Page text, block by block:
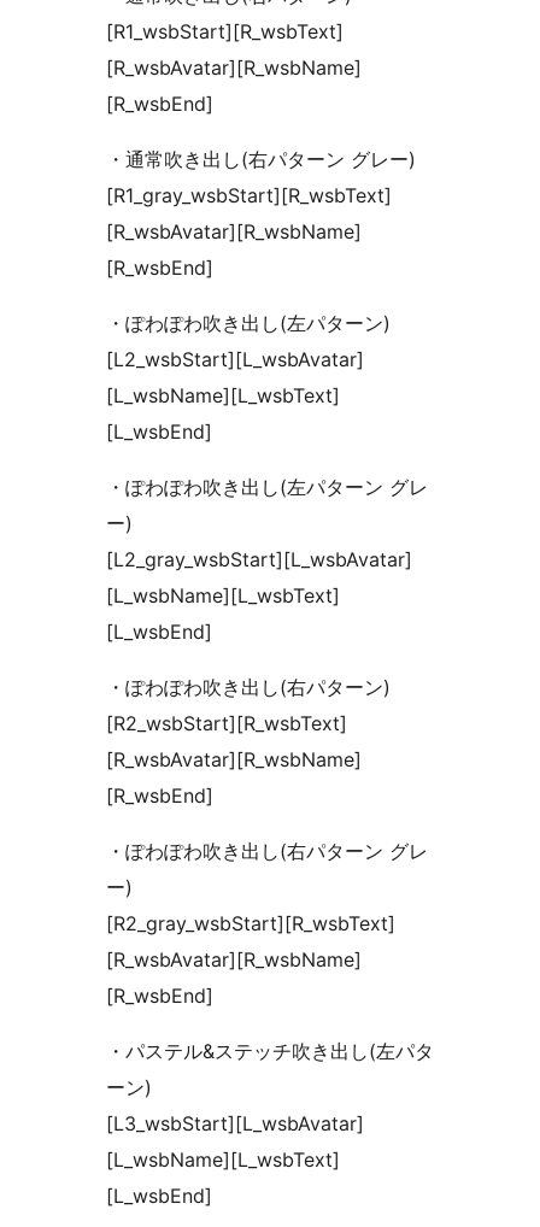
[R1_wsbStart][R_wsbText]
[R_wsbAvatar][R_wsbName]
[R_wsbEnd]
・通常吹き出し(右パターン グレー)
[R1_gray_wsbStart][R_wsbText]
[R_wsbAvatar][R_wsbName]
[R_wsbEnd]
・ぽわぽわ吹き出し(左パターン)
[L2_wsbStart][L_wsbAvatar]
[L_wsbName][L_wsbText]
[L_wsbEnd]
・ぽわぽわ吹き出し(左パターン グレ
ー)
[L2_gray_wsbStart][L_wsbAvatar]
[L_wsbName][L_wsbText]
[L_wsbEnd]
・ぽわぽわ吹き出し(右パターン)
[R2_wsbStart][R_wsbText]
[R_wsbAvatar][R_wsbName]
[R_wsbEnd]
・ぽわぽわ吹き出し(右パターン グレ
ー)
[R2_gray_wsbStart][R_wsbText]
[R_wsbAvatar][R_wsbName]
[R_wsbEnd]
・パステル&ステッチ吹き出し(左パタ
ーン)
[L3_wsbStart][L_wsbAvatar]
[L_wsbName][L_wsbText]
[L_wsbEnd]